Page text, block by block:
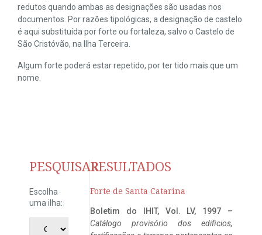
redutos quando ambas as designações são usadas nos
documentos. Por razões tipológicas, a designação de castelo
é aqui substituída por forte ou fortaleza, salvo o Castelo de
São Cristóvão, na Ilha Terceira.
Algum forte poderá estar repetido, por ter tido mais que um
nome.
PESQUISAR
Escolha
uma ilha:
RESULTADOS
Forte de Santa Catarina
Boletim do IHIT, Vol. LV, 1997 –
Catálogo provisório dos edificios,